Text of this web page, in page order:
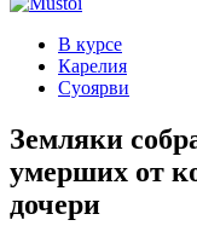
В курсе
Карелия
Суоярви
Земляки
умерших от
дочери